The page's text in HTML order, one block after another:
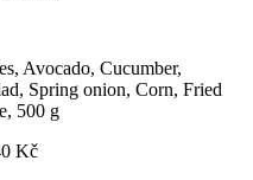
Avocado, Cucumber,
Spring onion, Corn, Fried
500 g
Kč